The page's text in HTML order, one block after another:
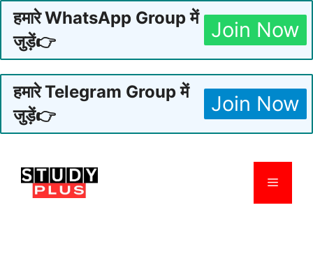
हमारे WhatsApp Group में
जुड़ें👉
Join Now
हमारे Telegram Group में
जुड़ें👉
Join Now
content
Menu